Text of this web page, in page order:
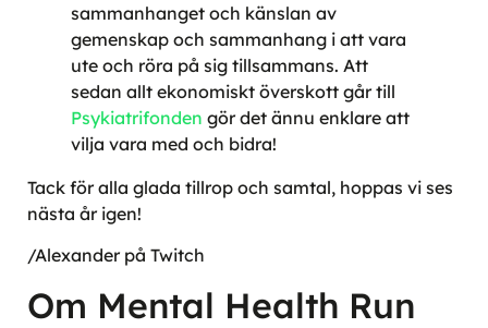
sammanhanget och känslan av
gemenskap och sammanhang i att vara
ute och röra på sig tillsammans. Att
sedan allt ekonomiskt överskott går till
Psykiatrifonden gör det ännu enklare att
vilja vara med och bidra!
Tack för alla glada tillrop och samtal, hoppas vi ses
nästa år igen!
/Alexander på Twitch
Om Mental Health Run